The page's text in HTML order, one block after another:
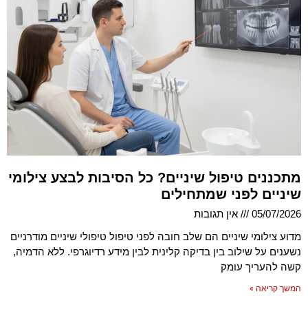
מתכננים טיפול שיניים? כל הסיבות לבצע צילומי
שיניים לפני שמתחילים
05/07/2026
אין תגובות
מדוע צילומי שיניים הם שלב חובה לפני טיפול טיפולי שיניים מודרניים
נשענים על שילוב בין בדיקה קלינית לבין מידע רדיוגרפי. ללא הדמיה,
קשה להעריך עומק
המשך קריאה »